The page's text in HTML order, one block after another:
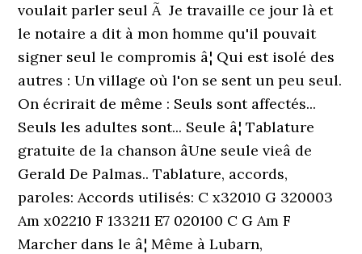
voulait parler seul Ã Je travaille ce jour là et
le notaire a dit à mon homme qu'il pouvait
signer seul le compromis â¦ Qui est isolé des
autres : Un village où l'on se sent un peu seul.
On écrirait de même : Seuls sont affectés...
Seuls les adultes sont... Seule â¦ Tablature
gratuite de la chanson âUne seule vieâ de
Gerald De Palmas.. Tablature, accords,
paroles: Accords utilisés: C x32010 G 320003
Am x02210 F 133211 E7 020100 C G Am F
Marcher dans le â¦ Même à Lubarn,